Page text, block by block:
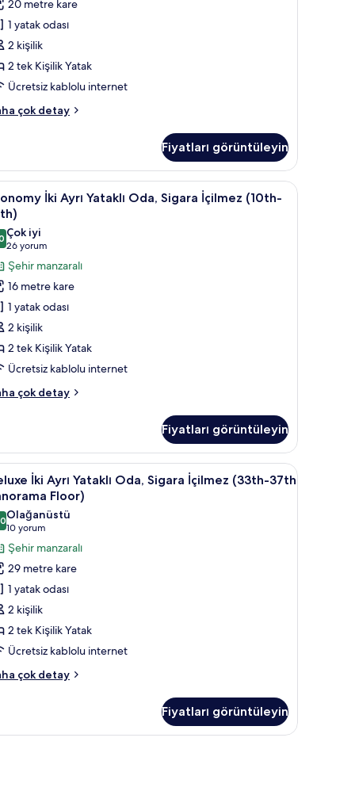
20 metre kare
1 yatak odası
2 kişilik
2 tek Kişilik Yatak
Ücretsiz kablolu internet
çok detay
Fiyatları görüntüleyin
ütü/ütü masası Kuştüyü yorgan, odada kasa, güneşlik/
10
İki Ayrı Yataklı Oda, Sigara İçilmez (10th-
/ 10
Çok iyi
26 yorum
(26
yorum)
Şehir manzaralı
16 metre kare
1 yatak odası
2 kişilik
2 tek Kişilik Yatak
Ücretsiz kablolu internet
çok detay
Fiyatları görüntüleyin
ütü/ütü masası Deluxe İki Ayrı Yataklı Oda, Sigara İçilmez
9
İki Ayrı Yataklı Oda, Sigara İçilmez (33th-37th
Floor)
/ 10
Olağanüstü
10 yorum
(10
yorum)
Şehir manzaralı
29 metre kare
1 yatak odası
2 kişilik
2 tek Kişilik Yatak
Ücretsiz kablolu internet
çok detay
Fiyatları görüntüleyin
Western Style) | Kuştüyü yorgan, odada kasa, güneşlik/perde, ütü/ütü